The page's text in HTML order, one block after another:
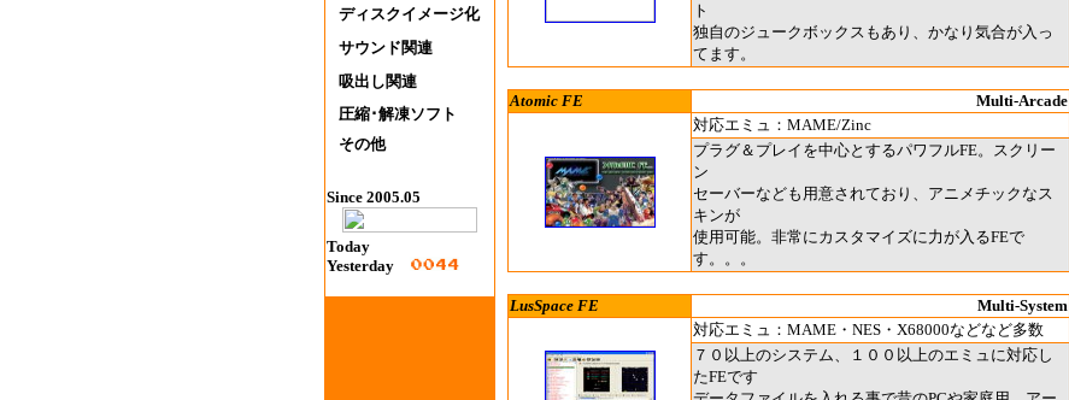
ディスクイメージ化
サウンド関連
吸出し関連
圧縮･解凍ソフト
その他
Since 2005.05
Today
Yesterday
ト
独自のジュークボックスもあり、かなり気合が入っ
てます。
Atomic FE
Multi-Arcade
対応エミュ：MAME/Zinc
プラグ＆プレイを中心とするパワフルFE。スクリー
ン
セーバーなども用意されており、アニメチックなス
キンが
使用可能。非常にカスタマイズに力が入るFEで
す。。。
LusSpace FE
Multi-System
対応エミュ：MAME・NES・X68000などなど多数
７０以上のシステム、１００以上のエミュに対応し
たFEです